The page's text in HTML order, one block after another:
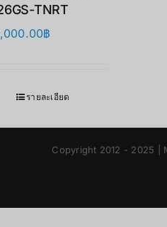
TNRT
฿
รายละเอียด
Copyright 2012 - 2025 |